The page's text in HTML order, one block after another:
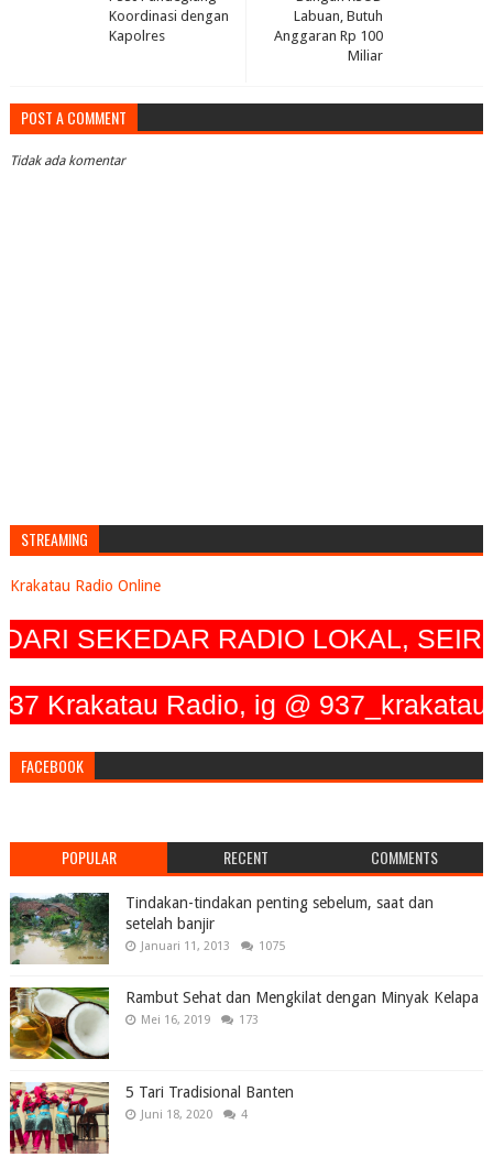
Labuan, Butuh
Anggaran Rp 100
Miliar
Koordinasi dengan
Kapolres
POST A COMMENT
Tidak ada komentar
STREAMING
Krakatau Radio Online
SEKEDAR RADIO LOKAL,
Krakatau Radio, ig @
FACEBOOK
POPULAR RECENT COMMENTS
Tindakan-tindakan penting sebelum, saat dan
setelah banjir
Januari 11, 2013 1075
Rambut Sehat dan Mengkilat dengan Minyak Kelapa
Mei 16, 2019 173
5 Tari Tradisional Banten
Juni 18, 2020 4